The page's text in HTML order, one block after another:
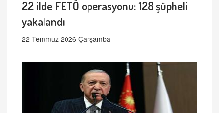
22 ilde FETÖ operasyonu: 128 şüpheli
yakalandı
22 Temmuz 2026 Çarşamba